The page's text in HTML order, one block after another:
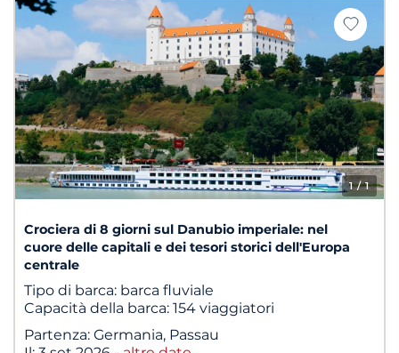
1/ 1
Crociera di 8 giorni sul Danubio imperiale: nel
cuore delle capitali e dei tesori storici dell'Europa
centrale
Tipo di barca: barca fluviale
Capacità della barca: 154 viaggiatori
Partenza: Germania, Passau